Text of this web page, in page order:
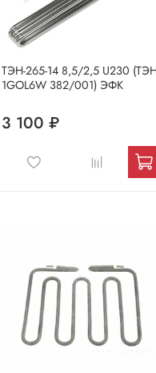
ТЭН-265-14 8,5/2,5 U230
1GOL6W 382/001) ЭФК
3 100 ₽